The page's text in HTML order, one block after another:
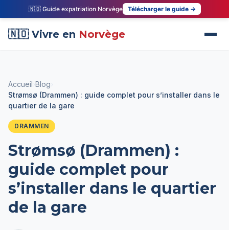
🇳🇴 Guide expatriation Norvège Télécharger le guide →
🇳🇴 Vivre en Norvège
Accueil Blog
Strømsø (Drammen) : guide complet pour s’installer dans le
quartier de la gare
DRAMMEN
Strømsø (Drammen) :
guide complet pour
s’installer dans le quartier
de la gare